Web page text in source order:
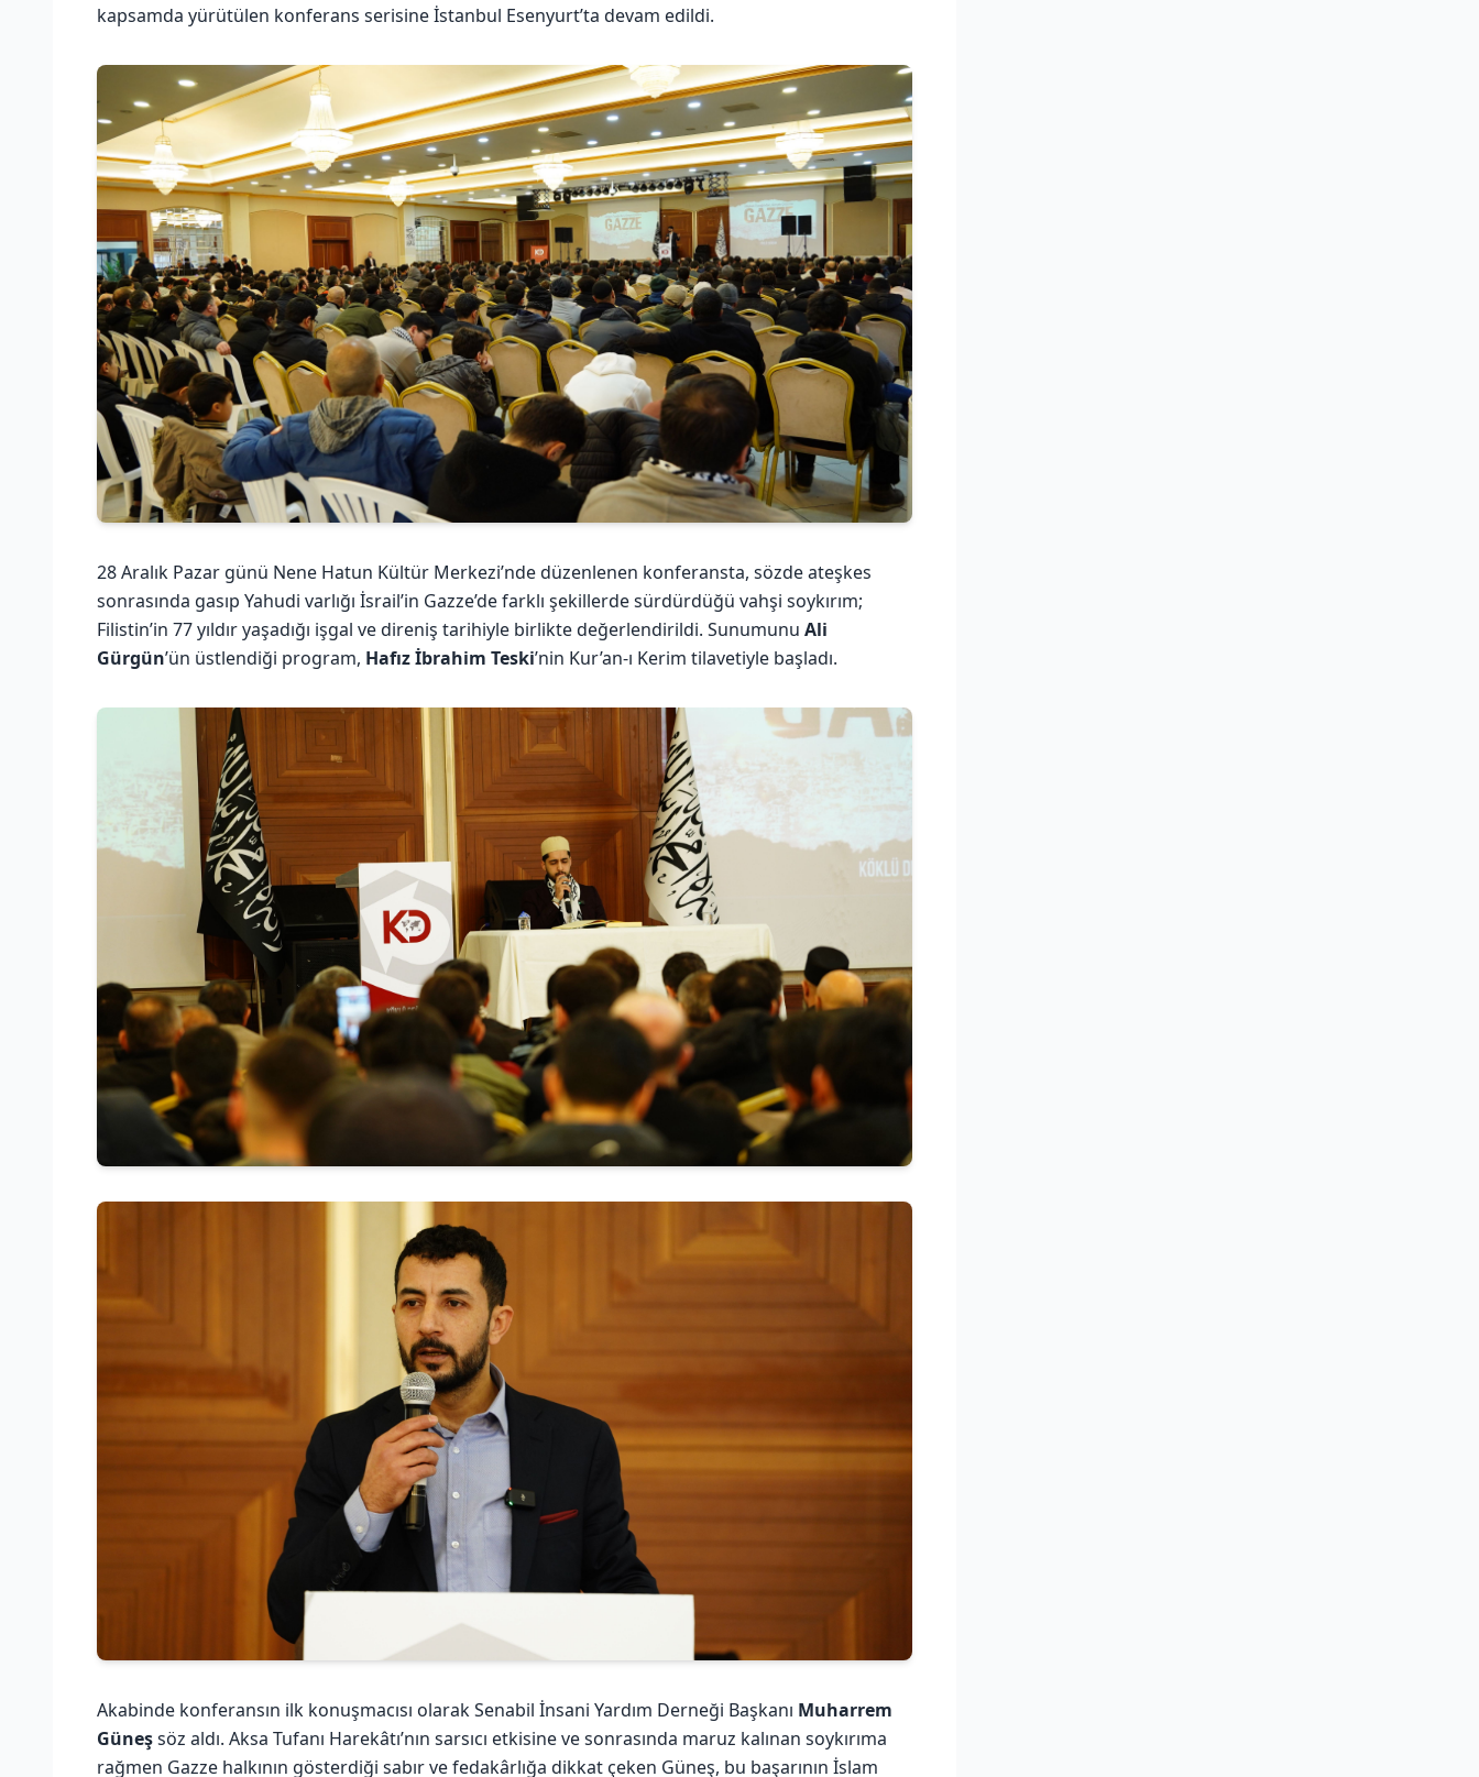
kapsamda yürütülen konferans serisine İstanbul Esenyurt’ta devam edildi.
28 Aralık Pazar günü Nene Hatun Kültür Merkezi’nde düzenlenen konferansta, sözde ateşkes
sonrasında gasıp Yahudi varlığı İsrail’in Gazze’de farklı şekillerde sürdürdüğü vahşi soykırım;
Filistin’in 77 yıldır yaşadığı işgal ve direniş tarihiyle birlikte değerlendirildi. Sunumunu Ali
Gürgün’ün üstlendiği program, Hafız İbrahim Teski’nin Kur’an-ı Kerim tilavetiyle başladı.
Akabinde konferansın ilk konuşmacısı olarak Senabil İnsani Yardım Derneği Başkanı Muharrem
Güneşsöz aldı. Aksa Tufanı Harekâtı’nın sarsıcı etkisine ve sonrasında maruz kalınan soykırıma
rağmen Gazze halkının gösterdiği sabır ve fedakârlığa dikkat çeken Güneş, bu başarının İslam